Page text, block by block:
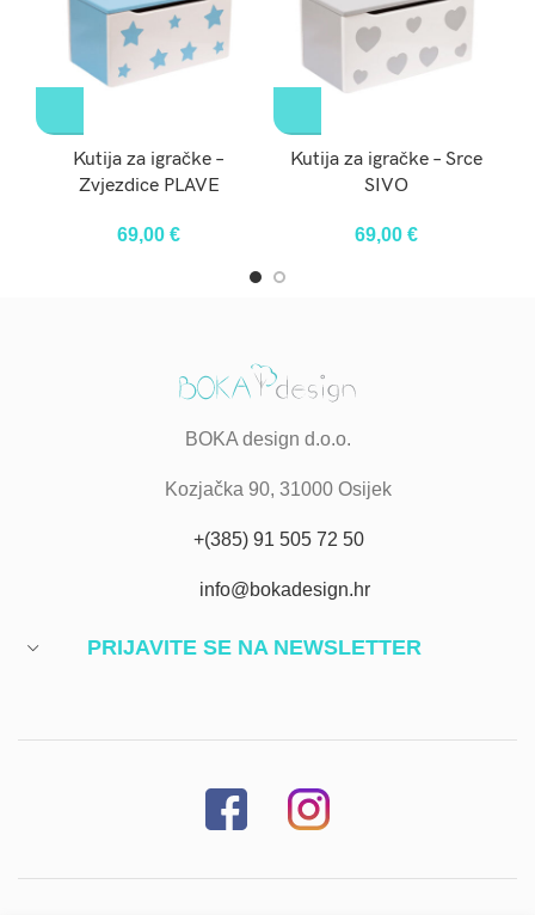
Kutija za igračke –
Zvjezdice PLAVE
69,00 €
Kutija za igračke – Srce
SIVO
69,00 €
BOKA design d.o.o.
Kozjačka 90, 31000 Osijek
+(385) 91 505 72 50
info@bokadesign.hr
PRIJAVITE SE NA NEWSLETTER